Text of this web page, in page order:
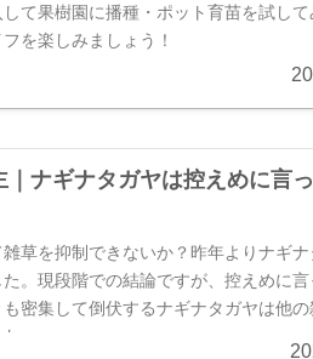
て果樹園に播種・ポット育苗を試して
を楽しみましょう！
｜ナギナタガヤは控えめに言
草を抑制できないか？昨年よりナギナ
。現段階での結論ですが、控えめに言
密集して倒伏するナギナタガヤは他の
。